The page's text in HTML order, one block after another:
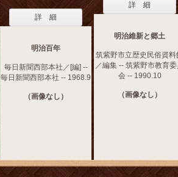
詳 細
明治百年
毎日新聞西部本社／[編] --
毎日新聞西部本社 -- 1968.9
（画像なし）
詳 細
明治維新と郷土
筑紫野市立歴史民俗資料
／編集 -- 筑紫野市教育
会 -- 1990.10
（画像なし）